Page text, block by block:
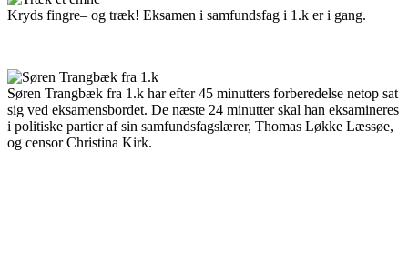
Kryds fingre– og træk! Eksamen i samfundsfag i 1.k er i gang.
Søren Trangbæk fra 1.k har efter 45 minutters forberedelse netop sat
sig ved eksamensbordet. De næste 24 minutter skal han eksamineres
i politiske partier af sin samfundsfagslærer, Thomas Løkke Læssøe,
og censor Christina Kirk.